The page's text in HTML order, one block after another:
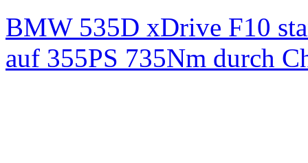
BMW 535D xDrive F10
auf 355PS 735Nm durch